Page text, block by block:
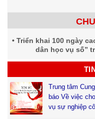
Triển khai 100 ngày
dân học vụ số”
Trung tâm
báo Về việc
vụ sự nghiệp